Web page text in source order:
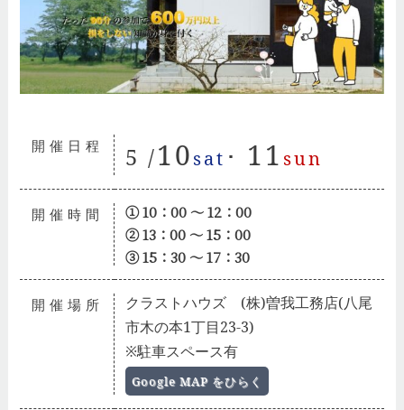
開催日程 5 /10sat ･ 11 sun
開催時間
① 10：00 ～ 12：00
② 13：00 ～ 15：00
③ 15：30 ～ 17：30
開催場所
クラストハウズ (株)曽我工務店(八尾
市木の本1丁目23-3)
※駐車スペース有
Google MAP をひらく